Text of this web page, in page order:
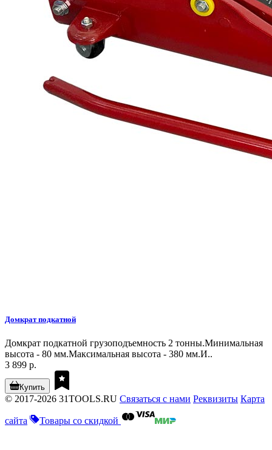
Домкрат подкатной
Домкрат подкатной грузоподъемность 2 тонны.Минимальная
высота - 80 мм.Максимальная высота - 380 мм.И..
3 899 р.
Купить
© 2017-2026 31TOOLS.RU Связаться с нами Реквизиты Карта
сайта Товары со скидкой